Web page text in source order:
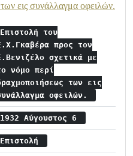
εις συνάλλαγμα οφειλών.
Επιστολή του
προς τον
σχετικά με
νόμο περί
των εις
οφειλών.
1932 Αύγουστος 6
Επιστολή